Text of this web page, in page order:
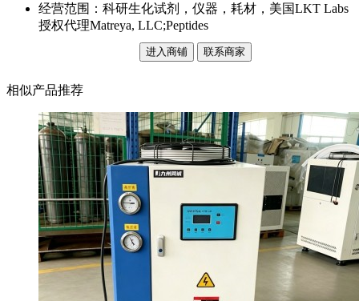
经营范围：科研生化试剂，仪器，耗材，美国LKT Labs
授权代理Matreya, LLC;Peptides
进入商铺 联系商家
相似产品推荐